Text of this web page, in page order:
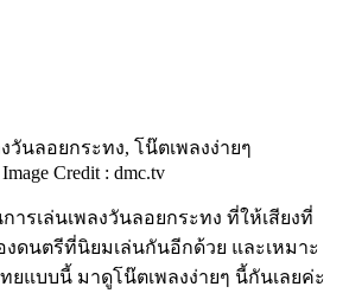
Image Credit : dmc.tv
ารเล่นเพลงวันลอยกระทง ที่ให้เสียงที่
งดนตรีที่นิยมเล่นกันอีกด้วย และเหมาะ
ยแบบนี้ มาดูโน๊ตเพลงง่ายๆ นี้กันเลยค่ะ